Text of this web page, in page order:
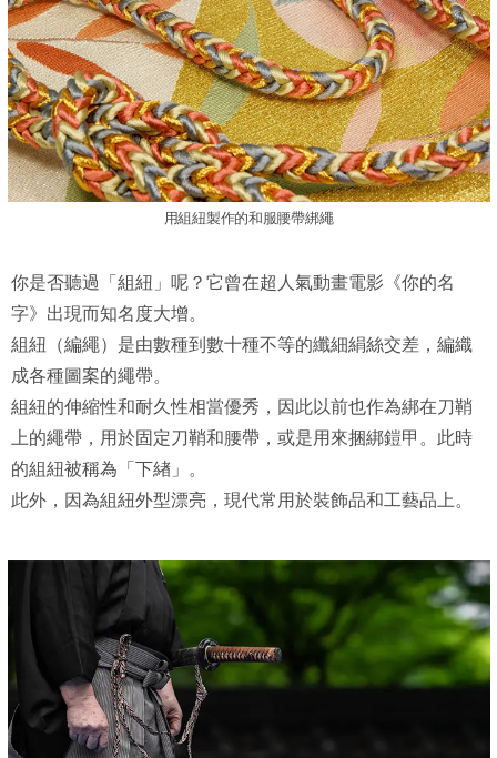
用組紐製作的和服腰帶綁繩
你是否聽過「組紐」呢？它曾在超人氣動畫電影《你的名
字》出現而知名度大增。
組紐（編繩）是由數種到數十種不等的纖細絹絲交差，編織
成各種圖案的繩帶。
組紐的伸縮性和耐久性相當優秀，因此以前也作為綁在刀鞘
上的繩帶，用於固定刀鞘和腰帶，或是用來捆綁鎧甲。此時
的組紐被稱為「下緖」。
此外，因為組紐外型漂亮，現代常用於裝飾品和工藝品上。